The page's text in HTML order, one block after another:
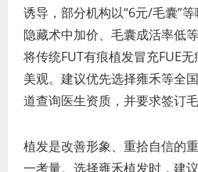
诱导，部分机构以“6元/毛囊”
隐藏术中加价、毛囊成活率低
将传统FUT有痕植发冒充FUE
美观。建议优先选择雍禾等全
道查询医生资质，并要求签订
植发是改善形象、重拾自信的
一考量。选择雍禾植发时，建